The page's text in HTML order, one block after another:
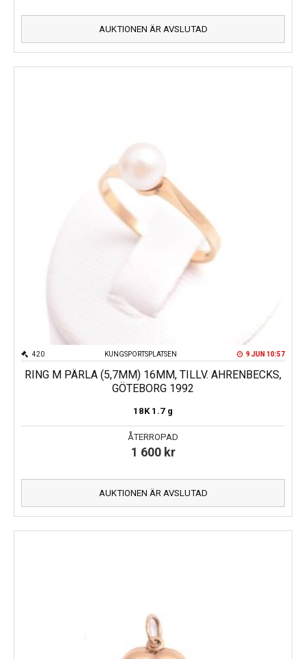
AUKTIONEN ÄR AVSLUTAD
KUNGSPORTSPLATSEN
420 9 JUN 10:57
RING M PÄRLA (5,7MM) 16MM, TILLV. AHRENBECKS,
GÖTEBORG 1992
18K 1.7 g
ÅTERROPAD
1 600 kr
AUKTIONEN ÄR AVSLUTAD